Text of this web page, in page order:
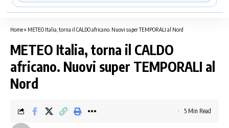
Home» METEO Italia, torna il CALDO africano. Nuovi super TEMPORALI al Nord
METEO Italia, torna il CALDO
africano. Nuovi super TEMPORALI al
Nord
5 Min Read